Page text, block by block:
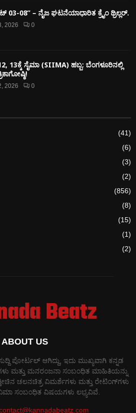
03-08” – ನೈಜ ಘಟನೆಯಾಧಾರಿತ ಕ್ರೈಂ ಥ್ರಿಲ್ಲರ್.
2026 0
13ಕ್ಕೆ ಸೈಮಾ (SIIMA) ಹಬ್ಬ: ಬೆಂಗಳೂರಿನಲ್ಲಿ
2026 0
(41)
(6)
(3)
(2)
(856)
(8)
(15)
(1)
(2)
ABOUT US
ಪೋರ್ಟಲ್ ಆಗಿದ್ದು, ಇದು ಮುಖ್ಯವಾಗಿ ಕನ್ನಡ
ಮತ್ತು ಮನರಂಜನಾ ಸಂಬಂಧಿತ ಮಾಹಿತಿಯನ್ನು
ಚಲನಚಿತ್ರ ವಿಮರ್ಶೆಗಳು ಮತ್ತು ರೇಟಿಂಗ್‌ಗಳು
ಸಂಬಂಧಿತ ವಿಷಯಗಳು ಲಭ್ಯವಿವೆ.